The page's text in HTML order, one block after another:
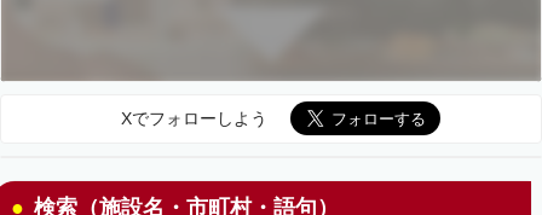
Xでフォローしよう
検索（施設名・市町村・語句）